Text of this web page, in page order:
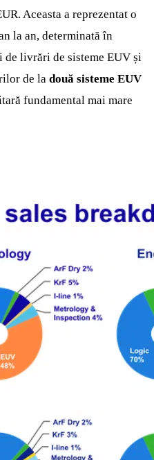
Aceasta a reprezentat o
la an, determinată în
livrări de sisteme EUV și
de la două sisteme EUV
fundamental mai mare